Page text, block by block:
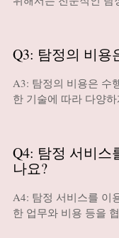
Q3: 탐정의 비용
A3: 탐정의 비용은 수
한 기술에 따라 다양
Q4: 탐정 서비스
나요?
A4: 탐정 서비스를 이
한 업무와 비용 등을